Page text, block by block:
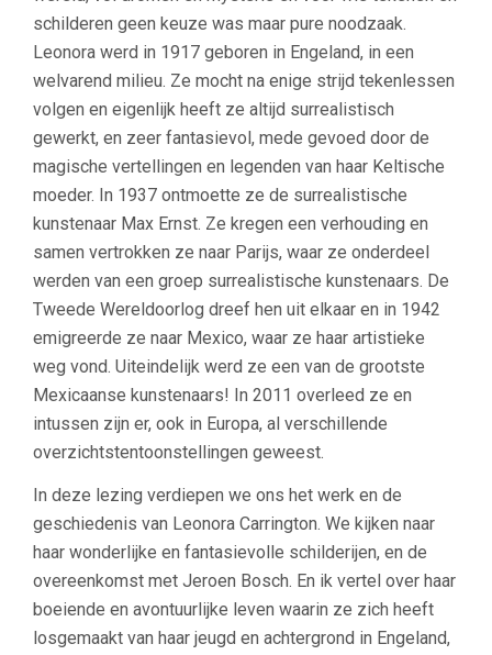
schilderen geen keuze was maar pure noodzaak.
Leonora werd in 1917 geboren in Engeland, in een
welvarend milieu. Ze mocht na enige strijd tekenlessen
volgen en eigenlijk heeft ze altijd surrealistisch
gewerkt, en zeer fantasievol, mede gevoed door de
magische vertellingen en legenden van haar Keltische
moeder. In 1937 ontmoette ze de surrealistische
kunstenaar Max Ernst. Ze kregen een verhouding en
samen vertrokken ze naar Parijs, waar ze onderdeel
werden van een groep surrealistische kunstenaars. De
Tweede Wereldoorlog dreef hen uit elkaar en in 1942
emigreerde ze naar Mexico, waar ze haar artistieke
weg vond. Uiteindelijk werd ze een van de grootste
Mexicaanse kunstenaars! In 2011 overleed ze en
intussen zijn er, ook in Europa, al verschillende
overzichtstentoonstellingen geweest.
In deze lezing verdiepen we ons het werk en de
geschiedenis van Leonora Carrington. We kijken naar
haar wonderlijke en fantasievolle schilderijen, en de
overeenkomst met Jeroen Bosch. En ik vertel over haar
boeiende en avontuurlijke leven waarin ze zich heeft
losgemaakt van haar jeugd en achtergrond in Engeland,